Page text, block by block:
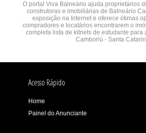
O portal Viva Balneário ajuda proprietários
construtoras e imobiliárias de Balneário
exposição na Internet e oferece ótimas
compradores e locatários encontrarem o
completa lista de kitnets de estudante para
Camboriú - Santa
Acesso Rápido
Home
Painel do Anunciante